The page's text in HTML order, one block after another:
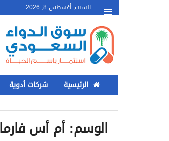
السبت, أغسطس 8, 2026
الرئيسية شركات أدوية
الوسم:أم أس فارما